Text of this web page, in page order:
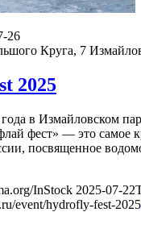
26
Круга, 7
2025
в Измайловском
фест» — это самое
посвященное
InStock 2025-07-
event/hydrofly-fest-